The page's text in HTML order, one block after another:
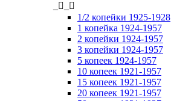
_
_
1/2 копейки 1925-1928
1 копейка 1924-1957
2 копейки 1924-1957
3 копейки 1924-1957
5 копеек 1924-1957
10 копеек 1921-1957
15 копеек 1921-1957
20 копеек 1921-1957